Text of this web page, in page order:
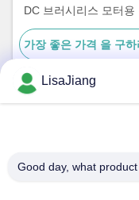
DC 브러시리스 모터용
주기 제어 속도 컨트
가장 좋은 가격 을 구하
주소
LisaJiang
Good day, what